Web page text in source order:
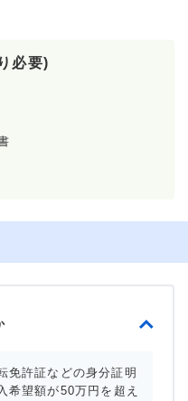
必要)
免許証などの身分証明
希望額が50万円を超え